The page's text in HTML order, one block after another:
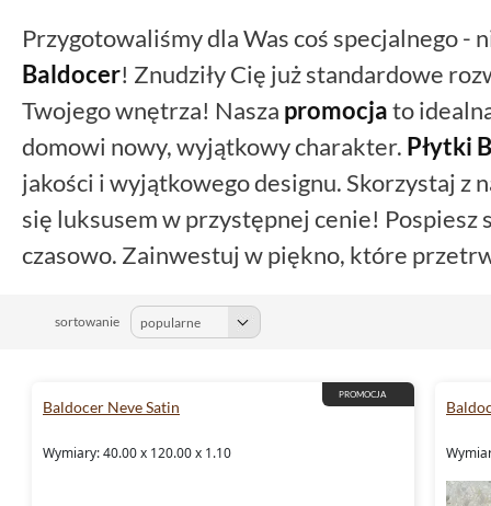
Przygotowaliśmy dla Was coś specjalnego
Baldocer! Znudziły Cię już standardowe
Twojego wnętrza! Nasza promocjato
domowi nowy, wyjątkowy charakter. Płytki
jakości i wyjątkowego designu. Skorzystaj z
się luksusem w przystępnej cenie! Pospiesz
czasowo. Zainwestuj w piękno, które
sortowanie
PROMOCJA
Baldocer Neve Satin
Wymiary: 40.00 x 120.00 x 1.10